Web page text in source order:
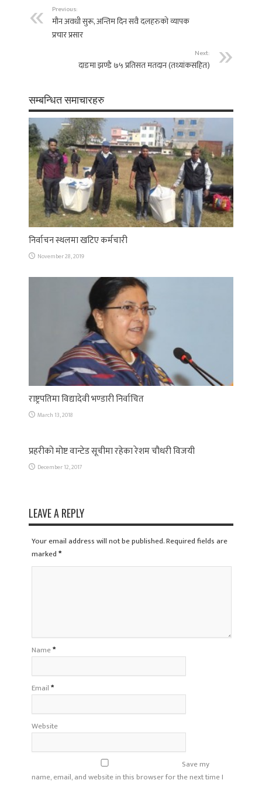
Previous:
माैन अवधी सुरू, अन्तिम दिन सवै दलहरुकाे व्यापक
प्रचार प्रसार
Next:
दाङमा झण्डै ७५ प्रतिसत मतदान (तथ्यांकसहित)
सम्बन्धित समाचारहरु
निर्वाचन स्थलमा खटिए कर्मचारी
November 28, 2019
राष्ट्रपतिमा विद्यादेवी भण्डारी निर्वाचित
March 13, 2018
प्रहरीको मोष्ट वान्टेड सूचीमा रहेका रेशम चौधरी विजयी
December 12, 2017
LEAVE A REPLY
Your email address will not be published. Required fields are
marked*
Name*
Email*
Website
Save my
name, email, and website in this browser for the next time I